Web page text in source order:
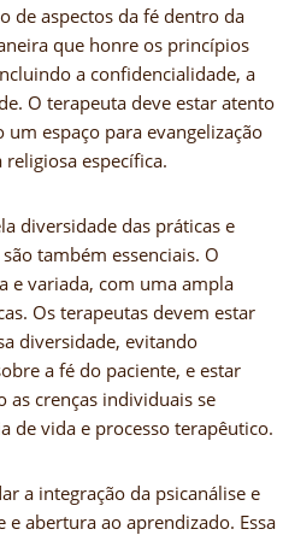
de aspectos da fé dentro da
que honre os princípios
a confidencialidade, a
O terapeuta deve estar atento
espaço para evangelização
específica.
diversidade das práticas e
também essenciais. O
e variada, com uma ampla
Os terapeutas devem estar
diversidade, evitando
a fé do paciente, e estar
as crenças individuais se
de vida e processo terapêutico.
a integração da psicanálise e
abertura ao aprendizado. Essa